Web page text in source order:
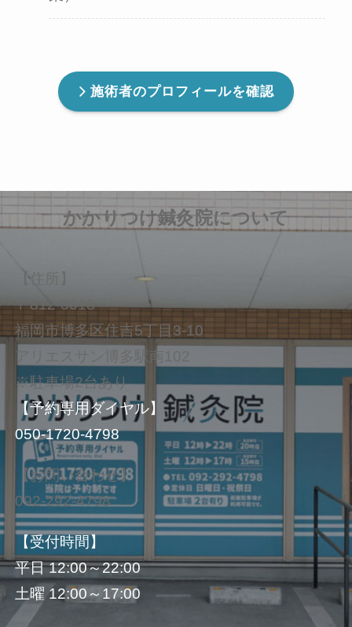
施術者のプロフィールを確認
かかりつけ鍼灸院について
【住所】
〒812-0018
福岡市博多区住吉5丁目3‐10
アリエスサン博多駅南102
※駐車場2台あり
【予約専用ダイヤル】
050-1720-4798
【お問い合わせ】
092-292-4798
【受付時間】
平日 12:00～22:00
土曜 12:00～17:00